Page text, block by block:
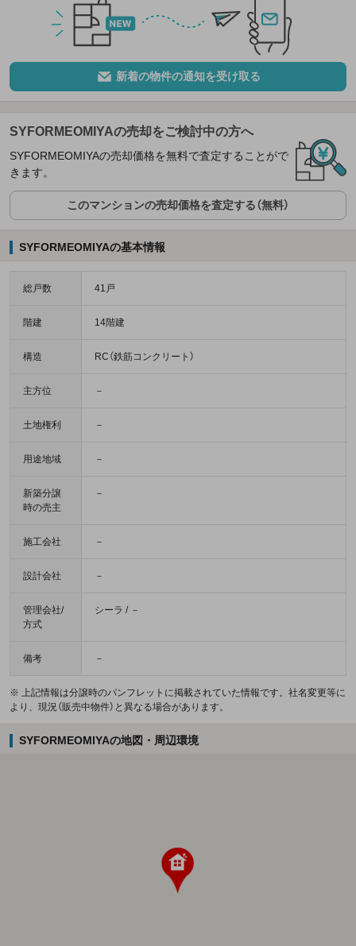
新着の物件の通知を受け取る
SYFORMEOMIYAの売却をご検討中の方へ
SYFORMEOMIYAの売却価格を無料で査定することがで
きます。
このマンションの売却価格を査定する（無料）
SYFORMEOMIYAの基本情報
総戸数 41戸
階建 14階建
構造 RC（鉄筋コンクリート）
主方位 －
土地権利 －
用途地域 －
新築分譲
時の売主
－
施工会社 －
設計会社 －
管理会社/
方式
シーラ / －
備考 －
※ 上記情報は分譲時のパンフレットに掲載されていた情報です。社名変更等に
より、現況（販売中物件）と異なる場合があります。
SYFORMEOMIYAの地図・周辺環境